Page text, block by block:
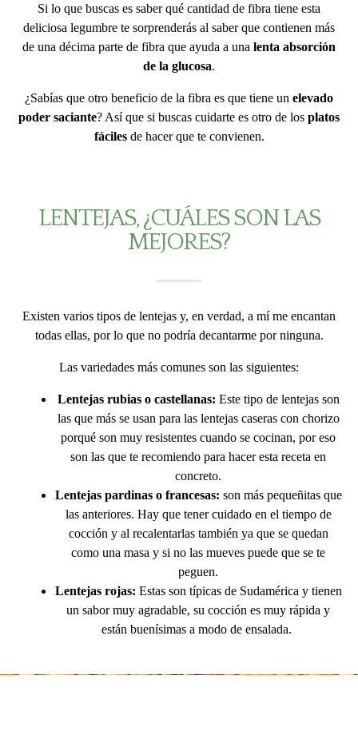
Si lo que buscas es saber qué cantidad de fibra tiene esta
deliciosa legumbre te sorprenderás al saber que contienen más
de una décima parte de fibra que ayuda a una lenta absorción
de la glucosa.
¿Sabías que otro beneficio de la fibra es que tiene un elevado
poder saciante? Así que si buscas cuidarte es otro de los platos
fácilesde hacer que te convienen.
LENTEJAS, ¿CUÁLES SON LAS
MEJORES?
Existen varios tipos de lentejas y, en verdad, a mí me encantan
todas ellas, por lo que no podría decantarme por ninguna.
Las variedades más comunes son las siguientes:
Lentejas rubias o castellanas: Este tipo de lentejas son
las que más se usan para las lentejas caseras con chorizo
porqué son muy resistentes cuando se cocinan, por eso
son las que te recomiendo para hacer esta receta en
concreto.
Lentejas pardinas o francesas: son más pequeñitas que
las anteriores. Hay que tener cuidado en el tiempo de
cocción y al recalentarlas también ya que se quedan
como una masa y si no las mueves puede que se te
peguen.
Lentejas rojas: Estas son típicas de Sudamérica y tienen
un sabor muy agradable, su cocción es muy rápida y
están buenísimas a modo de ensalada.